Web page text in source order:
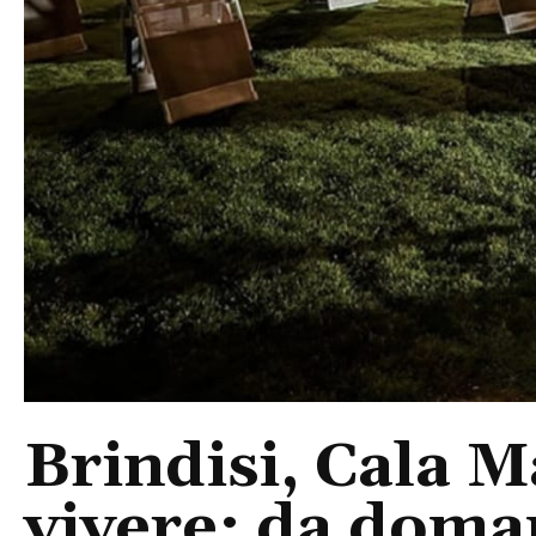
Brindisi, Cala